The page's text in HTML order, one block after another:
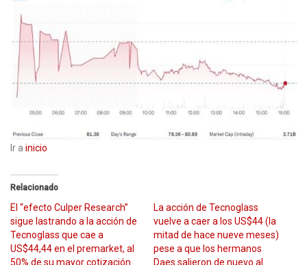
Ir a inicio
Relacionado
El “efecto Culper Research”
sigue lastrando a la acción de
Tecnoglass que cae a
US$44,44 en el premarket, al
50% de su mayor cotización
La acción de Tecnoglass
vuelve a caer a los US$44 (la
mitad de hace nueve meses)
pese a que los hermanos
Daes salieron de nuevo al